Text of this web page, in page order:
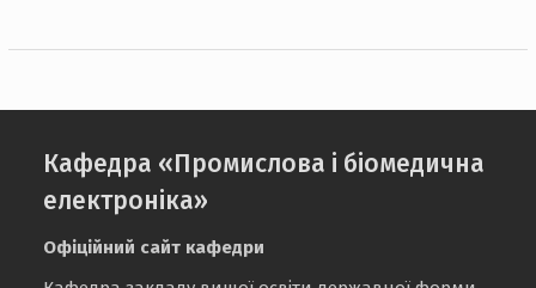
Кафедра «Промислова і біомедична
електроніка»
Офіційний сайт кафедри